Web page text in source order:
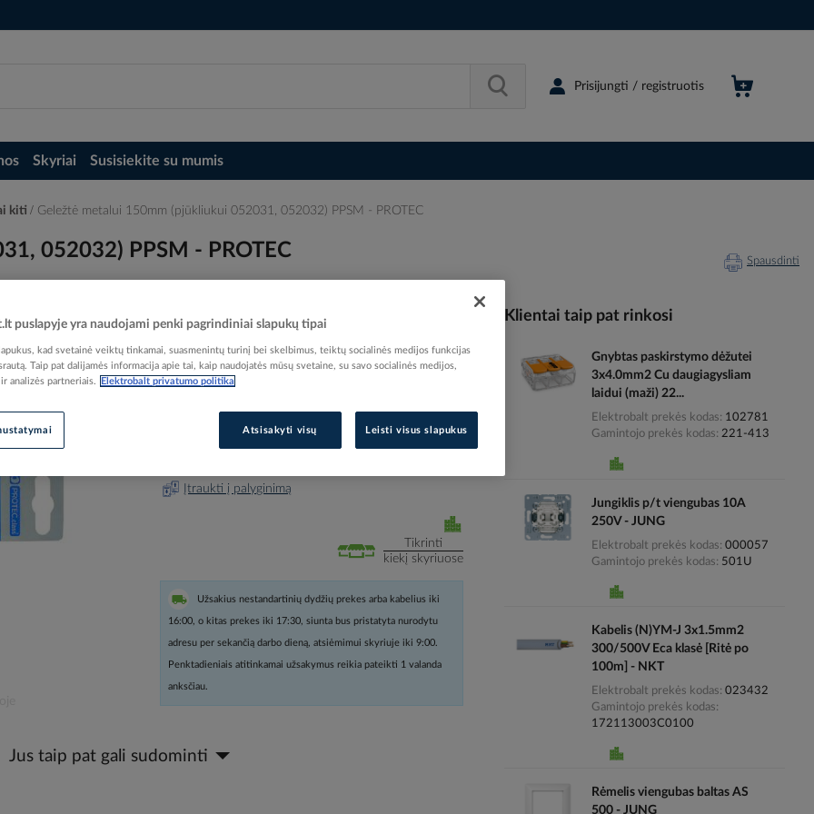
Prisijungti / registruotis
Skyriai Susisiekite su mumis
kiti Geležtė metalui 150mm (pjūkliukui 052031, 052032) PPSM - PROTEC
052032) PPSM - PROTEC Spausdinti
Elektrobalt prekės kodas
043798
EAN kodas
Įtraukti į palyginimą
Tikrinti
kiekį skyriuose
Užsakius nestandartinių dydžių prekes arba kabelius iki
16:00, o kitas prekes iki 17:30, siunta bus pristatyta nurodytu
adresu per sekančią darbo dieną, atsiėmimui skyriuje iki 9:00.
Penktadieniais atitinkamai užsakymus reikia pateikti 1 valanda
anksčiau.
Jus taip pat gali sudominti
Klientai taip pat rinkosi
Gnybtas paskirstymo dėžutei
3x4.0mm2 Cu daugiagysliam
laidui (maži) 22...
Elektrobalt prekės kodas
102781
Gamintojo prekės kodas 221-413
Jungiklis p/t viengubas 10A
250V - JUNG
Elektrobalt prekės kodas 000057
Gamintojo prekės kodas
501U
Kabelis (N)YM-J 3x1.5mm2
300/500V Eca klasė [Ritė po
100m] - NKT
Elektrobalt prekės kodas 023432
Gamintojo prekės kodas
172113003C0100
Rėmelis viengubas baltas AS
500 - JUNG
puslapyje yra naudojami penki pagrindiniai slapukų tipai
kad svetainė veiktų tinkamai, suasmenintų turinį bei skelbimus, teiktų socialinės medijos funkcijas
Taip pat dalijamės informacija apie tai, kaip naudojatės mūsų svetaine, su savo socialinės medijos,
analizės partneriais.
Elektrobalt privatumo politika
Atsisakyti visų Leisti visus slapukus